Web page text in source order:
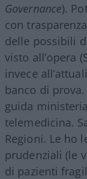
Governance).
con
delle possibili
visto all’opera
invece
banco di
guida
telemedicina.
Regioni. Le ho
prudenziali (le
di pazienti